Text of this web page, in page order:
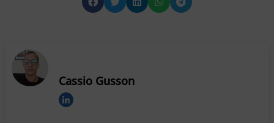
Cassio Gusson